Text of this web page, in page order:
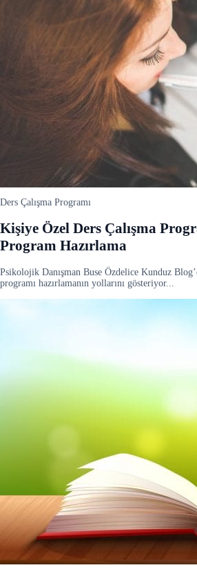
Ders Çalışma Programı
Kişiye Özel Ders Çalışma
Program Hazırlama
Psikolojik Danışman Buse Özdelice Kunduz
programı hazırlamanın yollarını gösteriyor...